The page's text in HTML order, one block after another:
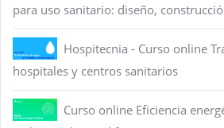
para uso sanitario: diseño,
Hospitecnia - Curso online
hospitales y centros sanitarios
Curso online Eficiencia